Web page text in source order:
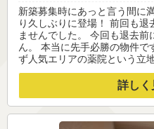
新築募集時にあっと言う間に
り久しぶりに登場！ 前回も退
ませんでした。 今回も退去
ん。 本当に先手必勝の物件で
ず人気エリアの薬院という立
詳しく